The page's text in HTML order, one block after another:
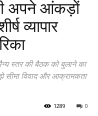
अपने आंकड़ों
व्यापार
स्तर की बैठक को बुलाने का
सीमा विवाद और आक्रामकता
0
1289